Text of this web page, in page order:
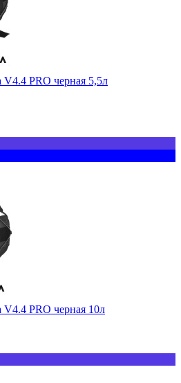
V4.4 PRO черная 5,5л
V4.4 PRO черная 10л